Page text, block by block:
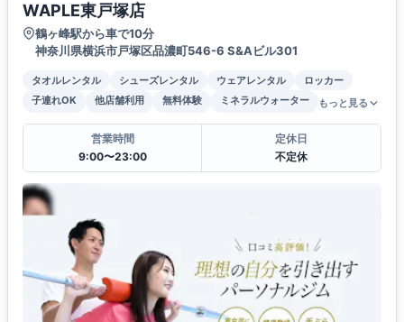
WAPLE東戸塚店
鶴ヶ峰駅から車で10分
神奈川県横浜市戸塚区品濃町546-6 S&Aビル301
タオルレンタル シューズレンタル ウェアレンタル
ロッカー
子連れOK
他店舗利用 無料体験 ミネラルウォーター もっと見る
営業時間
9:00〜23:00
定休日
不定休